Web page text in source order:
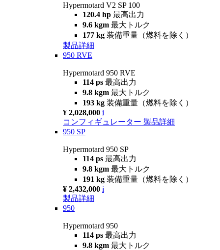
Hypermotard V2 SP 100
120.4 hp 最高出力
9.6 kgm 最大トルク
177 kg 装備重量（燃料を除く）
製品詳細
950 RVE
Hypermotard 950 RVE
114 ps 最高出力
9.8 kgm 最大トルク
193 kg 装備重量（燃料を除く）
¥ 2,028,000 i
コンフィギュレーター 製品詳細
950 SP
Hypermotard 950 SP
114 ps 最高出力
9.8 kgm 最大トルク
191 kg 装備重量（燃料を除く）
¥ 2,432,000 i
製品詳細
950
Hypermotard 950
114 ps 最高出力
9.8 kgm 最大トルク